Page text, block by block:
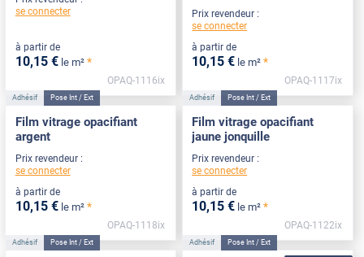
se connecter
à partir de
10,15 € le m² *
OPAQ-1116ix
Prix revendeur :
se connecter
à partir de
10,15 € le m² *
OPAQ-1117ix
Adhésif Pose Int / Ext
Film vitrage opacifiant
argent
Prix revendeur :
se connecter
à partir de
10,15 € le m² *
OPAQ-1118ix
Adhésif Pose Int / Ext
Film vitrage opacifiant
jaune jonquille
Prix revendeur :
se connecter
à partir de
10,15 € le m² *
OPAQ-1122ix
Adhésif Pose Int / Ext Adhésif Pose Int / Ext